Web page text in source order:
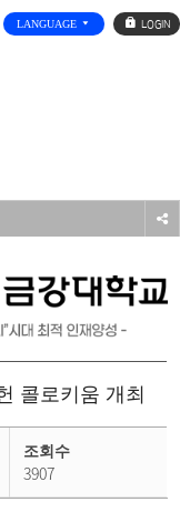
LANGUAGE
로
그
콜로키움 개최
조회수
3907